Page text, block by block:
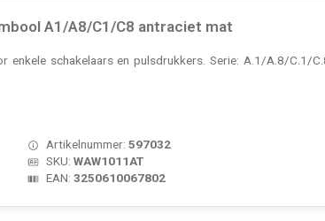
A1/A8/C1/C8 antraciet mat
schakelaars en pulsdrukkers. Serie: A.1/A.8/C.1/
Artikelnummer:597032
SKU:WAW1011AT
EAN:3250610067802